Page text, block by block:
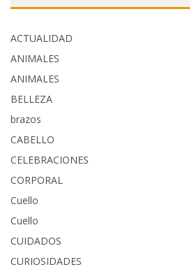
ACTUALIDAD
ANIMALES
ANIMALES
BELLEZA
brazos
CABELLO
CELEBRACIONES
CORPORAL
Cuello
Cuello
CUIDADOS
CURIOSIDADES